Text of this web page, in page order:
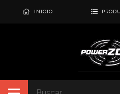
INICIO